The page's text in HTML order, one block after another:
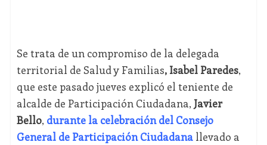
Se trata de un compromiso de la delegada
territorial de Salud y Familias, Isabel Paredes,
que este pasado jueves explicó el teniente de
alcalde de Participación Ciudadana, Javier
Bello, durante la celebración del Consejo
General de Participación Ciudadanallevado a